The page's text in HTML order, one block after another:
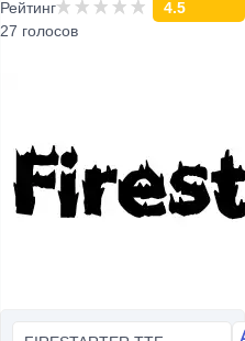
Рейтинг
4.5
27 голосов